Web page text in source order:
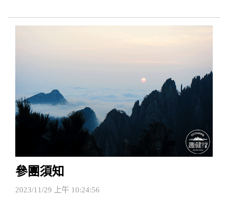
參團須知
2023/11/29 上午 10:24:56